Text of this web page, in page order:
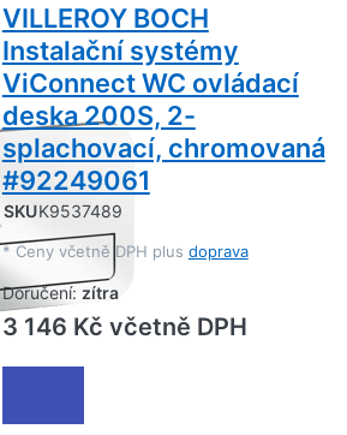
VILLEROY BOCH
Instalační systémy
ViConnect WC ovládací
deska 200S, 2-
splachovací, chromovaná
#92249061
SKUK9537489
* Ceny včetně DPH plus doprava
Doručení: zítra
3 146 Kč včetně DPH